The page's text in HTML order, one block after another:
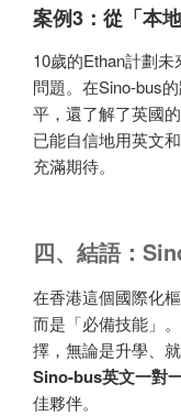
案例3：從「本
10歲的Ethan計劃
問題。在Sino-bus
平，還了解了英國
已能自信地用英文
充滿期待。
四、結語：
在香港這個國際化
而是「必備技能」
擇，無論是升學、
Sino-bus英文一對
佳夥伴。